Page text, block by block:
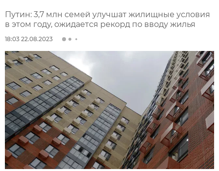
Путин: 3,7 млн семей улучшат жилищные условия
в этом году, ожидается рекорд по вводу жилья
18:03 22.08.2023